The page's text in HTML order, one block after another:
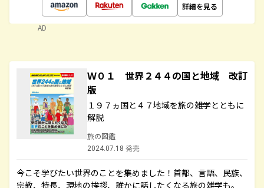
詳細を見る
AD
Ｗ０１ 世界２４４の国と地域 改訂
版
１９７ヵ国と４７地域を旅の雑学とともに
解説
旅の図鑑
2024.07.18 発売
今こそ学びたい世界のことを集めました！首都、言語、民族、
宗教、特長、現地の挨拶、誰かに話したくなる旅の雑学も。